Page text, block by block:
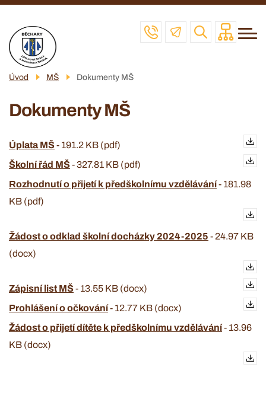
Přejít
hlavnímu
obsahu
Menu
navigace
MŠ
ŠD
VČELAŘSKÝ KROUŽEK
KONTAKT
Úvod MŠ Dokumenty MŠ
Dokumenty MŠ
Úplata MŠ- 191.2 KB (pdf)
Školní řád MŠ-327.81 KB (pdf)
Rozhodnutí o přijetí k předškolnímu vzdělávání- 181.98
KB (pdf)
Žádost o odklad školní docházky 2024-2025 - 24.97 KB
(docx)
Zápisní list MŠ- 13.55 KB (docx)
Prohlášení o očkování- 12.77 KB (docx)
Žádost o přijetí dítěte k předškolnímu vzdělávání- 13.96
KB (docx)